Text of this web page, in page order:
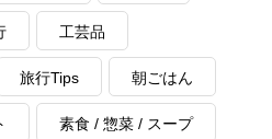
工芸品
旅行Tips 朝ごはん
素食 / 惣菜 / スープ